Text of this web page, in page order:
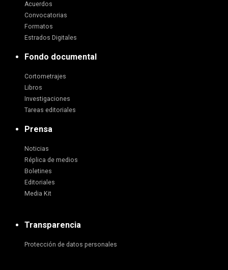
Acuerdos
Convocatorias
Formatos
Estrados Digitales
Fondo documental
Cortometrajes
Libros
Investigaciones
Tareas editoriales
Prensa
Noticias
Réplica de medios
Boletines
Editoriales
Media Kit
Transparencia
Protección de datos personales